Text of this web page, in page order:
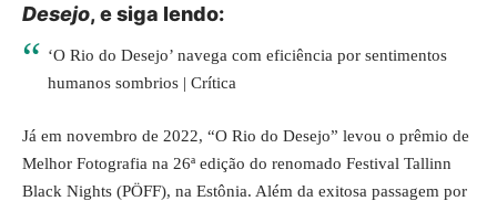
Desejo, e siga lendo:
‘O Rio do Desejo’ navega com eficiência por sentimentos
humanos sombrios | Crítica
Já em novembro de 2022, “O Rio do Desejo” levou o prêmio de
Melhor Fotografia na 26ª edição do renomado Festival Tallinn
Black Nights (PÖFF), na Estônia. Além da exitosa passagem por